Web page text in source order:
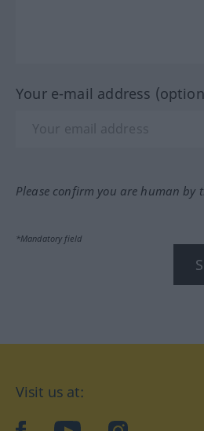
Your e-mail address
Please confirm you are human by
*Mandatory field
Visit us at: